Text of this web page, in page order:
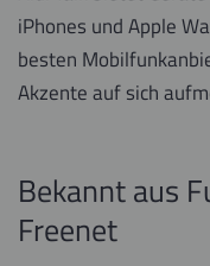
iPhones und Apple
besten
Akzente auf sich
Bekannt aus
Freenet